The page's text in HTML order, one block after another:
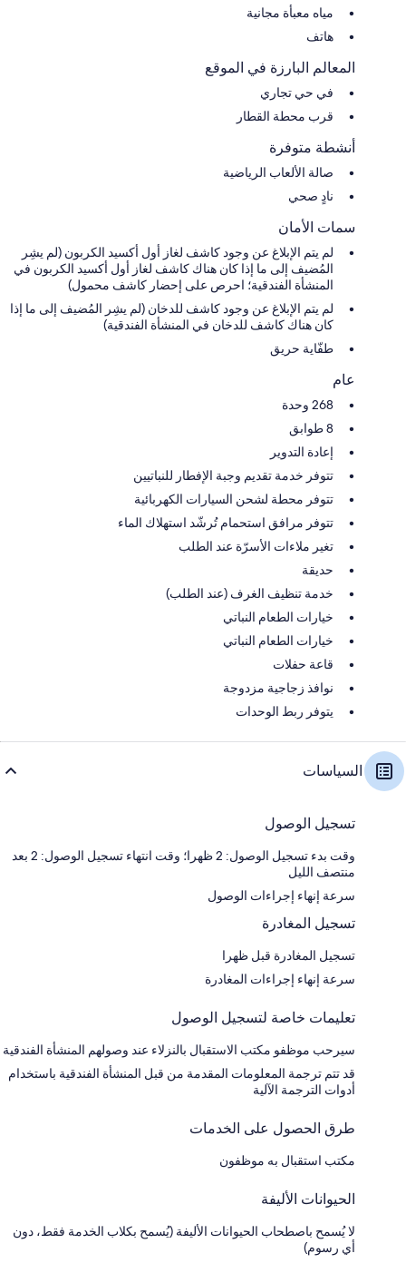
مياه معبأة مجانية
هاتف
المعالم البارزة في الموقع
في حي تجاري
قرب محطة القطار
أنشطة متوفرة
صالة الألعاب الرياضية
نادٍ صحي
سمات الأمان
لم يتم الإبلاغ عن وجود كاشف لغاز أول أكسيد الكربون (لم يشِر
المُضيف إلى ما إذا كان هناك كاشف لغاز أول أكسيد الكربون في
المنشأة الفندقية؛ احرص على إحضار كاشف محمول)
لم يتم الإبلاغ عن وجود كاشف للدخان (لم يشِر المُضيف إلى ما إذا
كان هناك كاشف للدخان في المنشأة الفندقية)
طفّاية حريق
عام
268 وحدة
8 طوابق
إعادة التدوير
تتوفر خدمة تقديم وجبة الإفطار للنباتيين
تتوفر محطة لشحن السيارات الكهربائية
تتوفر مرافق استحمام تُرشّد استهلاك الماء
تغير ملاءات الأسرّة عند الطلب
حديقة
خدمة تنظيف الغرف (عند الطلب)
خيارات الطعام النباتي
خيارات الطعام النباتي
قاعة حفلات
نوافذ زجاجية مزدوجة
يتوفر ربط الوحدات
السياسات
تسجيل الوصول
وقت بدء تسجيل الوصول: 2 ظهرا؛ وقت انتهاء تسجيل الوصول: 2 بعد
منتصف الليل
سرعة إنهاء إجراءات الوصول
تسجيل المغادرة
تسجيل المغادرة قبل ظهرا
سرعة إنهاء إجراءات المغادرة
تعليمات خاصة لتسجيل الوصول
سيرحب موظفو مكتب الاستقبال بالنزلاء عند وصولهم المنشأة الفندقية
قد تتم ترجمة المعلومات المقدمة من قبل المنشأة الفندقية باستخدام
أدوات الترجمة الآلية
طرق الحصول على الخدمات
مكتب استقبال به موظفون
الحيوانات الأليفة
لا يُسمح باصطحاب الحيوانات الأليفة (يُسمح بكلاب الخدمة فقط، دون
أي رسوم)